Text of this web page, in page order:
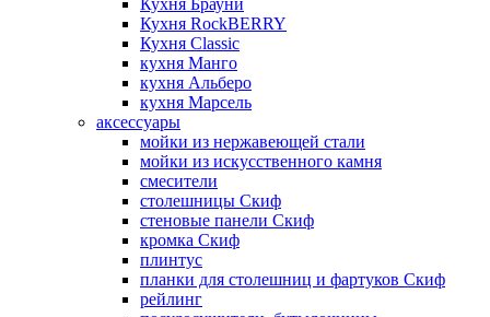
Кухня RockBERRY
Кухня Classic
кухня Манго
кухня Альберо
кухня Марсель
аксессуары
мойки из нержавеющей стали
мойки из искусственного камня
смесители
столешницы Скиф
стеновые панели Скиф
кромка Скиф
плинтус
планки для столешниц и фартуков Скиф
рейлинг